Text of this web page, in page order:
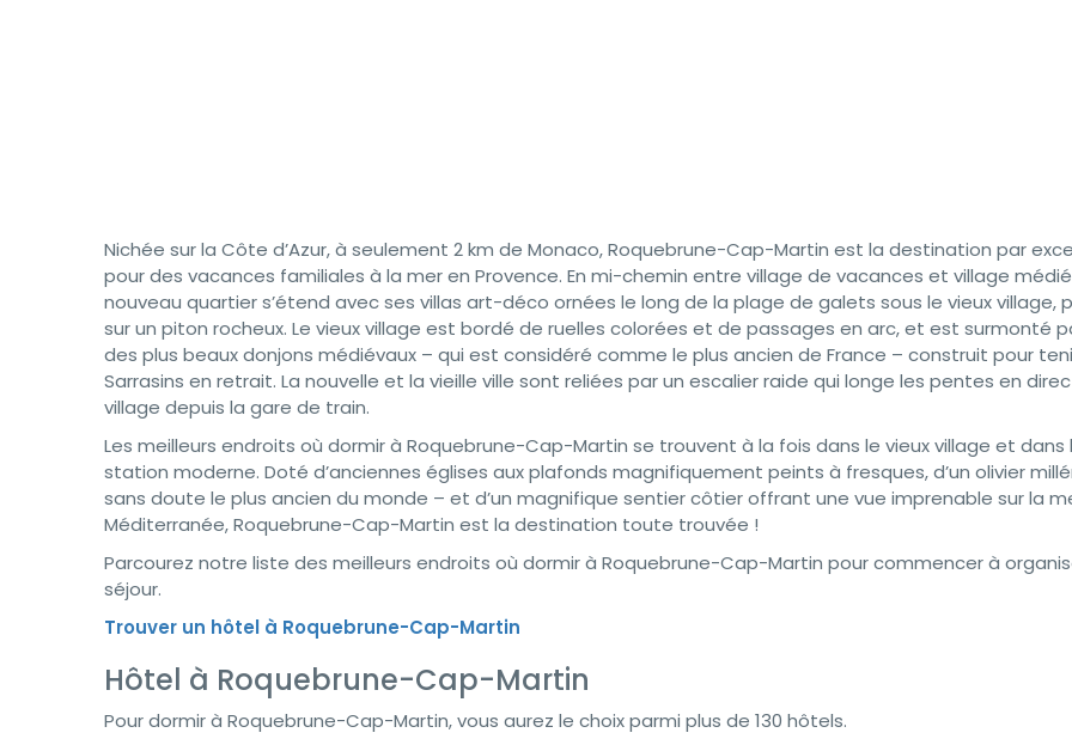
Nichée sur la Côte d’Azur, à seulement 2 km de Monaco, Roquebrune-Cap-Martin est la destination par
pour des vacances familiales à la mer en Provence. En mi-chemin entre village de vacances et village
nouveau quartier s’étend avec ses villas art-déco ornées le long de la plage de galets sous le vieux village,
sur un piton rocheux. Le vieux village est bordé de ruelles colorées et de passages en arc, et est surmonté
des plus beaux donjons médiévaux – qui est considéré comme le plus ancien de France – construit pour
Sarrasins en retrait. La nouvelle et la vieille ville sont reliées par un escalier raide qui longe les pentes en
village depuis la gare de train.
Les meilleurs endroits où dormir à Roquebrune-Cap-Martin se trouvent à la fois dans le vieux village et dans
station moderne. Doté d’anciennes églises aux plafonds magnifiquement peints à fresques, d’un olivier
sans doute le plus ancien du monde – et d’un magnifique sentier côtier offrant une vue imprenable sur la
Méditerranée, Roquebrune-Cap-Martin est la destination toute trouvée !
Parcourez notre liste des meilleurs endroits où dormir à Roquebrune-Cap-Martin pour commencer à
séjour.
Trouver un hôtel à Roquebrune-Cap-Martin
Hôtel à Roquebrune-Cap-Martin
Pour dormir à Roquebrune-Cap-Martin, vous aurez le choix parmi plus de 130 hôtels.